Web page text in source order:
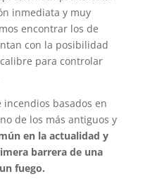
inmediata y muy
encontrar los de
con la posibilidad
para controlar
incendios basados en
de los más antiguos y
en la actualidad y
barrera de una
fuego.